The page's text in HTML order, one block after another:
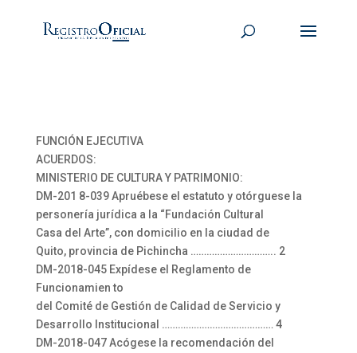
FUNCIÓN EJECUTIVA
ACUERDOS:
MINISTERIO DE CULTURA Y PATRIMONIO:
DM-201 8-039 Apruébese el estatuto y otórguese la
personería jurídica a la “Fundación Cultural
Casa del Arte”, con domicilio en la ciudad de
Quito, provincia de Pichincha ………………………….. 2
DM-2018-045 Expídese el Reglamento de
Funcionamien to
del Comité de Gestión de Calidad de Servicio y
Desarrollo Institucional …………………………………… 4
DM-2018-047 Acógese la recomendación del